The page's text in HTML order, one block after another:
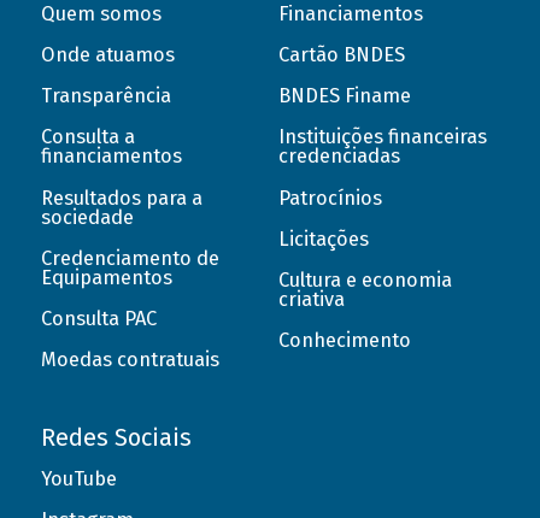
Quem somos
Onde atuamos
Transparência
Consulta a
financiamentos
Resultados para a
sociedade
Credenciamento de
Equipamentos
Consulta PAC
Moedas contratuais
Financiamentos
Cartão BNDES
BNDES Finame
Instituições financeiras
credenciadas
Patrocínios
Licitações
Cultura e economia
criativa
Conhecimento
Redes Sociais
YouTube